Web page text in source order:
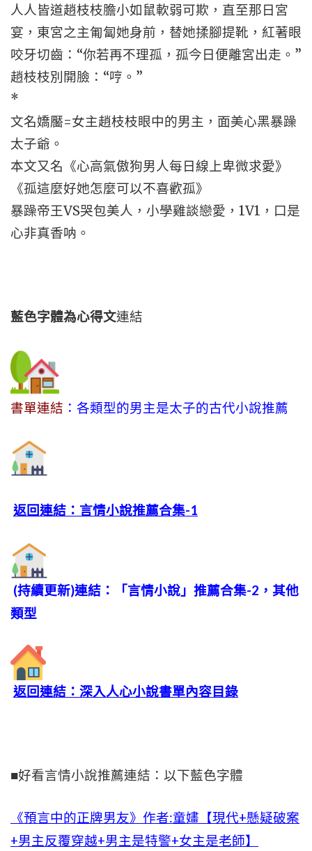
人人皆道趙枝枝膽小如鼠軟弱可欺，直至那日宮
宴，東宮之主匍匐她身前，替她揉腳提靴，紅著眼
咬牙切齒：“你若再不理孤，孤今日便離宮出走。”
趙枝枝別開臉：“哼。”
*
文名嬌靨=女主趙枝枝眼中的男主，面美心黑暴躁
太子爺。
本文又名《心高氣傲狗男人每日線上卑微求愛》
《孤這麼好她怎麼可以不喜歡孤》
暴躁帝王VS哭包美人，小學雞談戀愛，1V1，口是
心非真香呐。
藍色字體為心得文連結
書單連結 ：各類型的男主是太子的古代小說推薦
返回連結：言情小說推薦合集-1
(持續更新)連結：「言情小說」推薦合集-2，其他
類型
返回連結：深入人心小說書單內容目錄
■好看言情小說推薦連結：以下藍色字體
《預言中的正牌男友》作者:童嫿【現代+懸疑破案
+男主反覆穿越+男主是特警+女主是老師】